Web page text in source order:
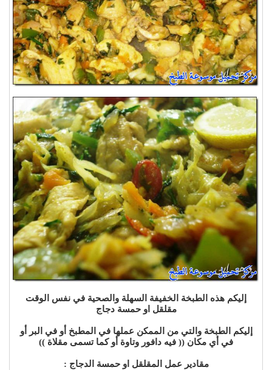
إليكم هذه الطبخة الخفيفة السهلة والصحية في نفس الوقت
مقلقل او حمسة دجاج
إليكم الطبخة والتي من الممكن عملها في المطبخ أو في البر أو
في أي مكان (( فيه دافور وتاوة أو كما تسمى مقلاة ))
مقادير عمل المقلقل او حمسة الدجاج :